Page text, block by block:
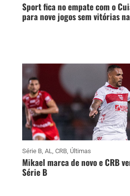
Sport fica no empate com o
para nove jogos sem vitórias
Série B, AL, CRB, Últimas
Mikael marca de novo e CRB
Série B